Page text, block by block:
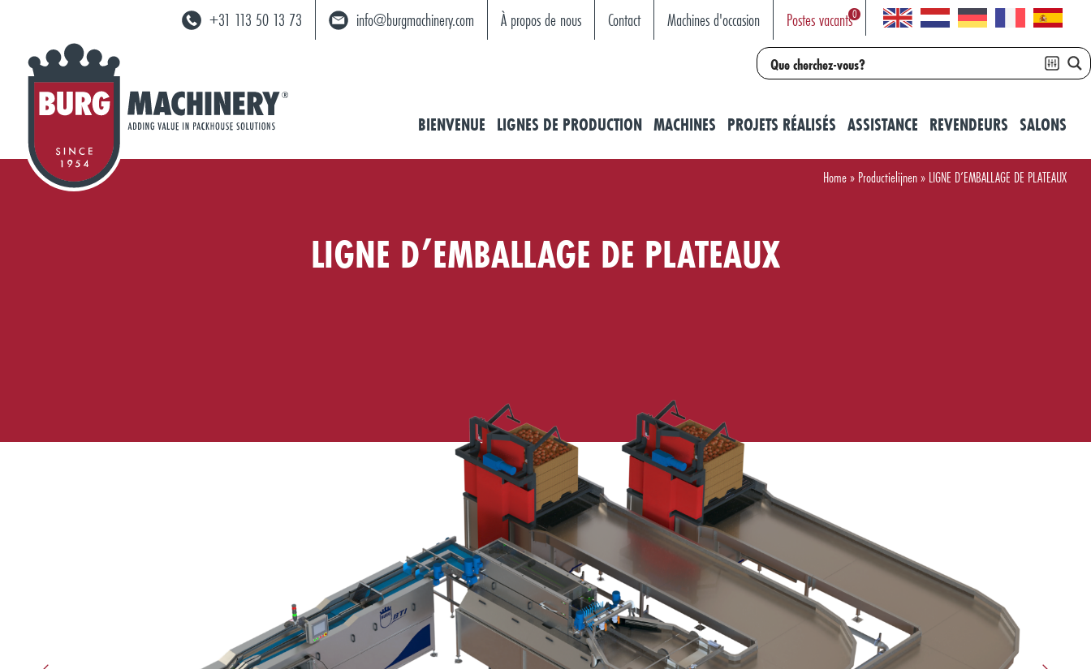
+31 113 50 13 73 info@burgmachinery.com À propos de nous Contact Machines d'occasion Postes vacants0
BIENVENUE LIGNES DE PRODUCTION MACHINES PROJETS RÉALISÉS ASSISTANCE REVENDEURS SALONS
Home» Productielijnen» LIGNE D’EMBALLAGE DE PLATEAUX
LIGNE D’EMBALLAGE DE PLATEAUX